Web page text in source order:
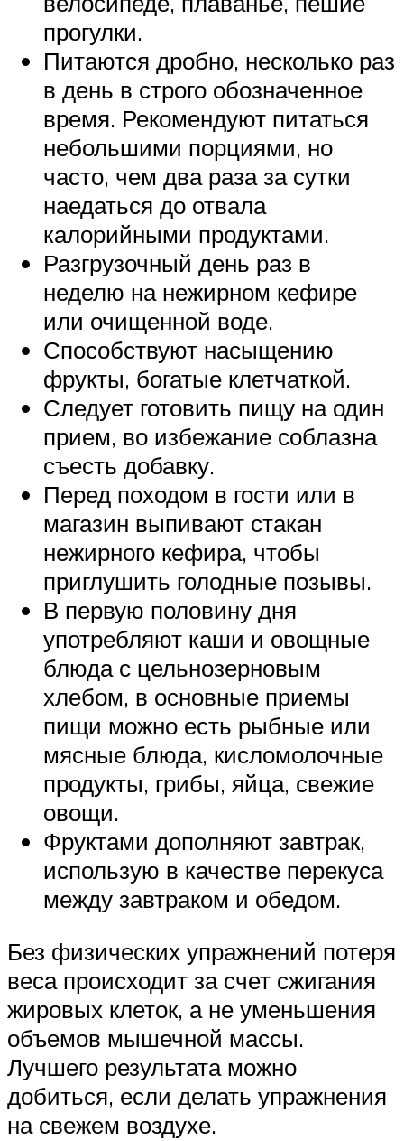
прогулки.
Питаются дробно, несколько раз
в день в строго обозначенное
время. Рекомендуют питаться
небольшими порциями, но
часто, чем два раза за сутки
наедаться до отвала
калорийными продуктами.
Разгрузочный день раз в
неделю на нежирном кефире
или очищенной воде.
Способствуют насыщению
фрукты, богатые клетчаткой.
Следует готовить пищу на один
прием, во избежание соблазна
съесть добавку.
Перед походом в гости или в
магазин выпивают стакан
нежирного кефира, чтобы
приглушить голодные позывы.
В первую половину дня
употребляют каши и овощные
блюда с цельнозерновым
хлебом, в основные приемы
пищи можно есть рыбные или
мясные блюда, кисломолочные
продукты, грибы, яйца, свежие
овощи.
Фруктами дополняют завтрак,
использую в качестве перекуса
между завтраком и обедом.
Без физических упражнений потеря
веса происходит за счет сжигания
жировых клеток, а не уменьшения
объемов мышечной массы.
Лучшего результата можно
добиться, если делать упражнения
на свежем воздухе.